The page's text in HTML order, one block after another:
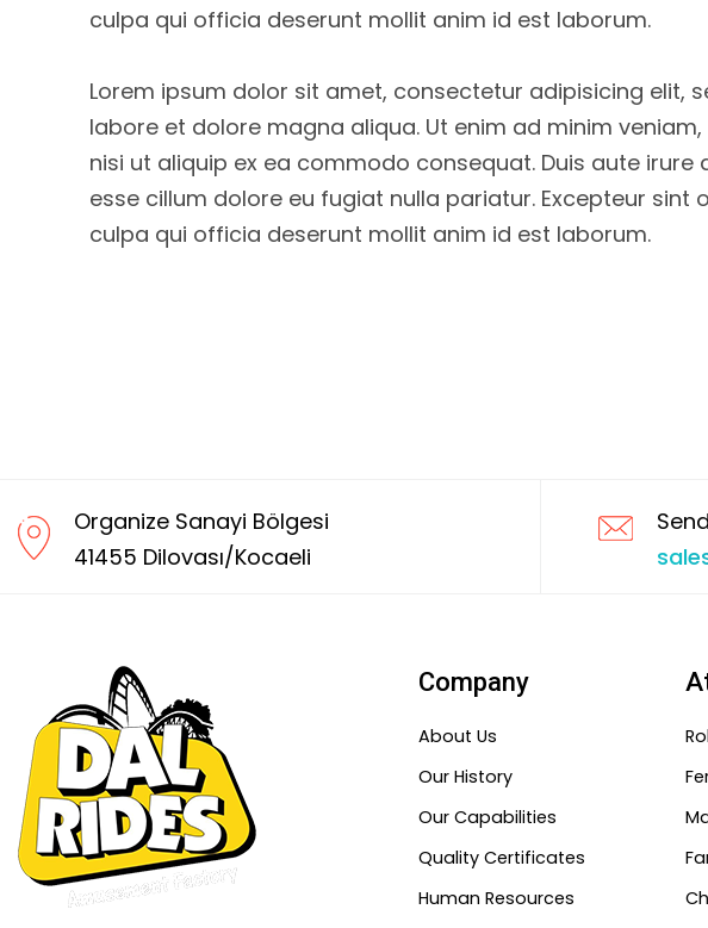
culpa qui officia deserunt mollit anim id est laborum.
Lorem ipsum dolor sit amet, consectetur adipisicing elit,
labore et dolore magna aliqua. Ut enim ad minim
nisi ut aliquip ex ea commodo consequat. Duis aute
esse cillum dolore eu fugiat nulla pariatur. Excepteur
culpa qui officia deserunt mollit anim id est laborum.
Organize Sanayi Bölgesi
41455 Dilovası/Kocaeli
Company
About Us
Our History
Our Capabilities
Quality Certificates
Human Resources